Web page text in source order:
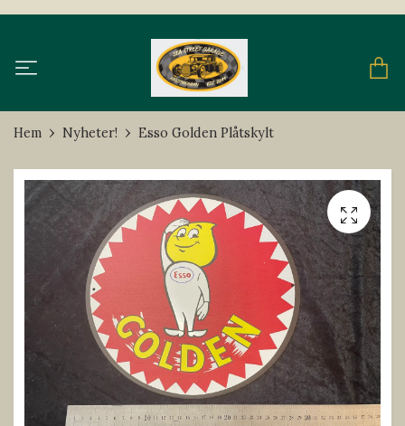
Hem Nyheter! Esso Golden Plåtskylt